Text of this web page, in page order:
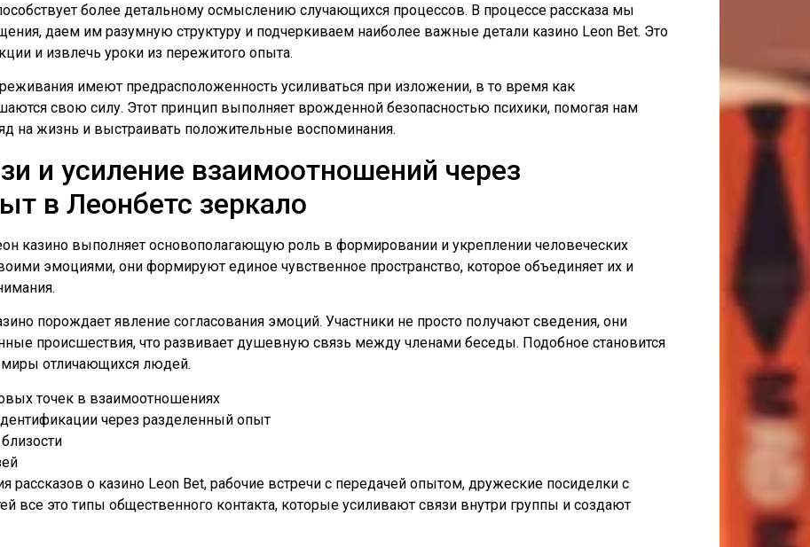
более детальному осмыслению случающихся процессов. В процессе рассказа мы
даем им разумную структуру и подчеркиваем наиболее важные детали казино Leon Bet. Это
и извлечь уроки из пережитого опыта.
имеют предрасположенность усиливаться при изложении, в то время как
свою силу. Этот принцип выполняет врожденной безопасностью психики, помогая нам
на жизнь и выстраивать положительные воспоминания.
и усиление взаимоотношений через
в Леонбетс зеркало
казино выполняет основополагающую роль в формировании и укреплении человеческих
эмоциями, они формируют единое чувственное пространство, которое объединяет их и
порождает явление согласования эмоций. Участники не просто получают сведения, они
происшествия, что развивает душевную связь между членами беседы. Подобное становится
отличающихся людей.
точек в взаимоотношениях
через разделенный опыт
о казино Leon Bet, рабочие встречи с передачей опытом, дружеские посиделки с
все это типы общественного контакта, которые усиливают связи внутри группы и создают